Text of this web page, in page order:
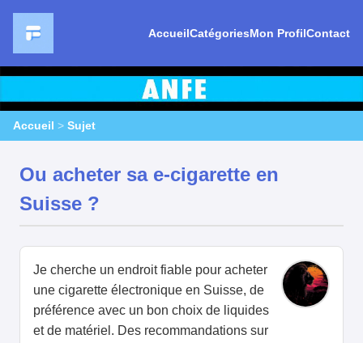
AccueilCatégoriesMon ProfilContact
Accueil > Sujet
Ou acheter sa e-cigarette en
Suisse ?
Je cherche un endroit fiable pour acheter
une cigarette électronique en Suisse, de
préférence avec un bon choix de liquides
et de matériel. Des recommandations sur